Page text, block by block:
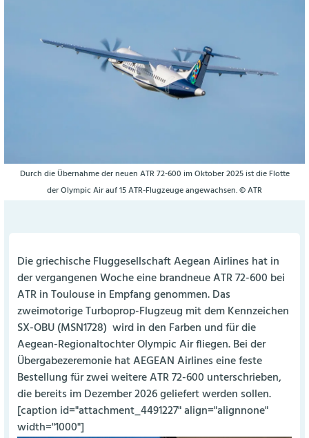
Durch die Übernahme der neuen ATR 72-600 im Oktober 2025 ist die Flotte
der Olympic Air auf 15 ATR-Flugzeuge angewachsen. © ATR
Die griechische Fluggesellschaft Aegean Airlines hat in
der vergangenen Woche eine brandneue ATR 72-600 bei
ATR in Toulouse in Empfang genommen. Das
zweimotorige Turboprop-Flugzeug mit dem Kennzeichen
SX-OBU (MSN1728) wird in den Farben und für die
Aegean-Regionaltochter Olympic Air fliegen. Bei der
Übergabezeremonie hat AEGEAN Airlines eine feste
Bestellung für zwei weitere ATR 72-600 unterschrieben,
die bereits im Dezember 2026 geliefert werden sollen.
[caption id="attachment_4491227" align="alignnone"
width="1000"]